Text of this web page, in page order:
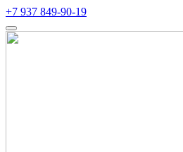
+7 937 849-90-19